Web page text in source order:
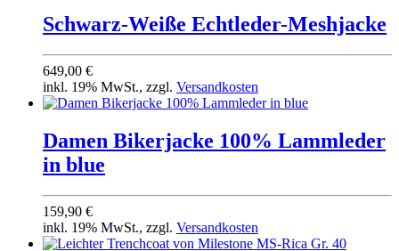
Schwarz-Weiße Echtleder-Meshjacke
649,00 €
inkl. 19% MwSt., zzgl. Versandkosten
Damen Bikerjacke 100% Lammleder
in blue
159,90 €
inkl. 19% MwSt., zzgl. Versandkosten